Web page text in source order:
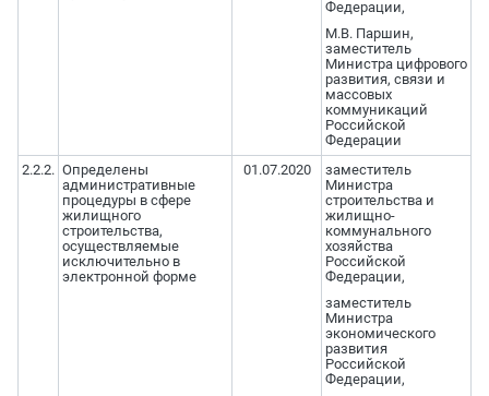
Федерации,
М.В. Паршин,
заместитель
Министра цифрового
развития, связи и
массовых
коммуникаций
Российской
Федерации
2.2.2. Определены
административные
процедуры в сфере
жилищного
строительства,
осуществляемые
исключительно в
электронной форме
01.07.2020
заместитель
Министра
строительства и
жилищно-
коммунального
хозяйства
Российской
Федерации,
заместитель
Министра
экономического
развития
Российской
Федерации,